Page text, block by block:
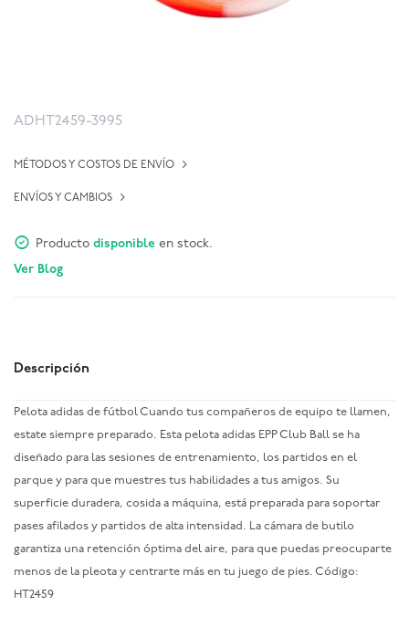
ADHT2459-3995
MÉTODOS Y COSTOS DE ENVÍO
ENVÍOS Y CAMBIOS
Producto disponible en stock.
Ver Blog
Descripción
Pelota adidas de fútbol Cuando tus compañeros de equipo te llamen,
estate siempre preparado. Esta pelota adidas EPP Club Ball se ha
diseñado para las sesiones de entrenamiento, los partidos en el
parque y para que muestres tus habilidades a tus amigos. Su
superficie duradera, cosida a máquina, está preparada para soportar
pases afilados y partidos de alta intensidad. La cámara de butilo
garantiza una retención óptima del aire, para que puedas preocuparte
menos de la pleota y centrarte más en tu juego de pies. Código:
HT2459